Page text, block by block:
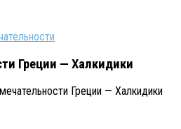
Греции — Халкидики
Греции — Халкидики